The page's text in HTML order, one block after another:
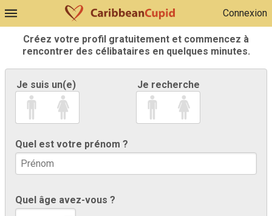
Connexion
Créez votre profil gratuitement et commencez à
rencontrer des célibataires en quelques minutes.
Je suis un(e) Je recherche
Quel est votre prénom ?
Quel âge avez-vous ?